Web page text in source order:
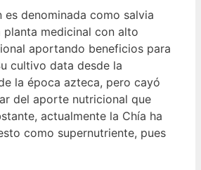
es denominada como salvia
planta medicinal con alto
aportando beneficios para
cultivo data desde la
la época azteca, pero cayó
del aporte nutricional que
actualmente la Chía ha
como supernutriente, pues